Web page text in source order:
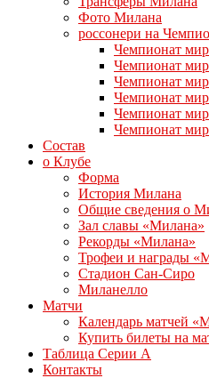
Фото Милана
россонери на
Чемпионат
Чемпионат
Чемпионат
Чемпионат
Чемпионат
Чемпионат
Состав
о Клубе
Форма
История Милана
Общие сведения о
Зал славы «Милана»
Рекорды «Милана»
Трофеи и награды
Стадион Сан-Сиро
Миланелло
Матчи
Календарь матчей
Купить билеты на
Таблица Серии А
Контакты